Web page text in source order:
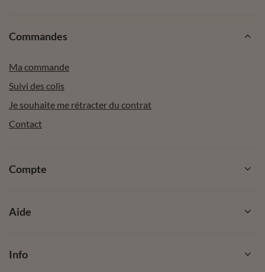
Commandes
Ma commande
Suivi des colis
Je souhaite me rétracter du contrat
Contact
Compte
Aide
Info